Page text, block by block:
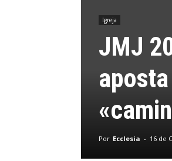
Igreja
JMJ
Por Ecclesia - 16 de